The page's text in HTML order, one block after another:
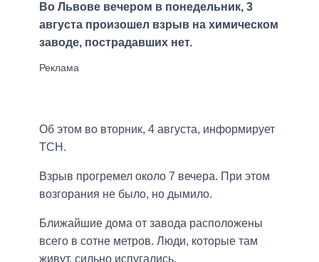
Во Львове вечером в понедельник, 3
августа произошел взрыв на химическом
заводе, пострадавших нет.
Об этом во вторник, 4 августа, информирует
ТСН.
Взрыв прогремел около 7 вечера. При этом
возгорания не было, но дымило.
Ближайшие дома от завода расположены
всего в сотне метров. Люди, которые там
живут, сильно испугались.